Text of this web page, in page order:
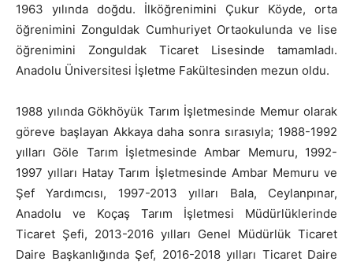
1963 yılında doğdu. İlköğrenimini Çukur Köyde, orta
öğrenimini Zonguldak Cumhuriyet Ortaokulunda ve lise
öğrenimini Zonguldak Ticaret Lisesinde tamamladı.
Anadolu Üniversitesi İşletme Fakültesinden mezun oldu.
1988 yılında Gökhöyük Tarım İşletmesinde Memur olarak
göreve başlayan Akkaya daha sonra sırasıyla; 1988-1992
yılları Göle Tarım İşletmesinde Ambar Memuru, 1992-
1997 yılları Hatay Tarım İşletmesinde Ambar Memuru ve
Şef Yardımcısı, 1997-2013 yılları Bala, Ceylanpınar,
Anadolu ve Koçaş Tarım İşletmesi Müdürlüklerinde
Ticaret Şefi, 2013-2016 yılları Genel Müdürlük Ticaret
Daire Başkanlığında Şef, 2016-2018 yılları Ticaret Daire